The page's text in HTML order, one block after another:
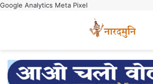
Google Analytics Meta Pixel